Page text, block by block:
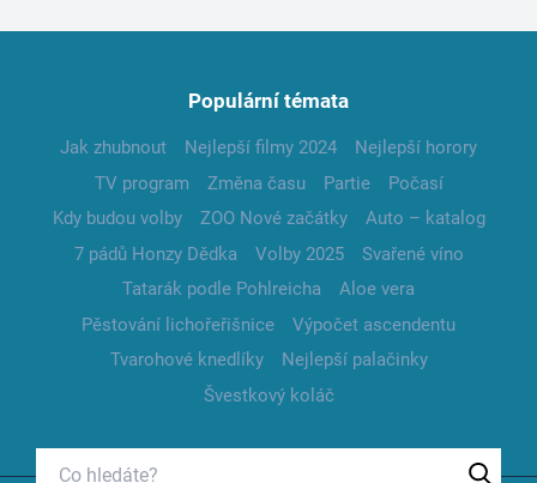
Populární témata
Jak zhubnout Nejlepší filmy 2024
Nejlepší horory
TV program
Změna času Partie
Počasí
Kdy budou volby
ZOO Nové začátky
Auto – katalog
7 pádů Honzy Dědka
Volby 2025
Svařené víno
Tatarák podle Pohlreicha
Aloe vera
Pěstování lichořeřišnice
Výpočet ascendentu
Tvarohové knedlíky
Nejlepší palačinky
Švestkový koláč